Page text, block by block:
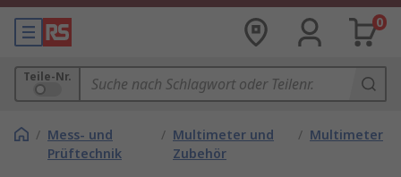
0
Teile-Nr.
/ Mess- und
Prüftechnik
/ Multimeter und
Zubehör
/ Multimeter